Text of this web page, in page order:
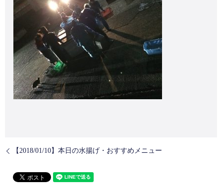
【2018/01/10】本日の水揚げ・おすすめメニュー